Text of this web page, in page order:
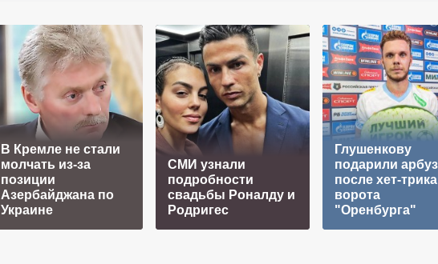
В Кремле не стали
молчать из-за
позиции
Азербайджана по
Украине
СМИ узнали
подробности
свадьбы Роналду и
Родригес
Глушенкову
подарили арбуз
после хет-
ворота
"Оренбурга"